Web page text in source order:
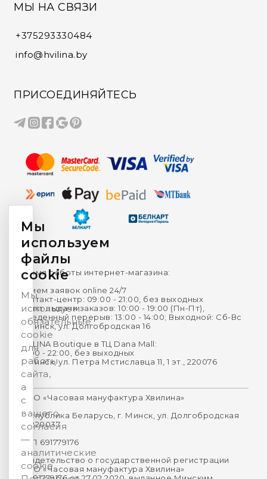
МЫ НА СВЯЗИ
+375293330484
info@hvilina.by
ПРИСОЕДИНЯЙТЕСЬ
Время работы интернет-магазина:
Прием заявок online 24/7
Контакт-центр: 09:00 - 21:00, без выходных
Пункт выдачи заказов: 10:00 - 19:00 (Пн-Пт),
Обеденный перерыв: 13:00 - 14:00; Выходной: Сб-Вс
г. Минск, ул. Долгобродская 16
HVILINA Boutique в ТЦ Dana Mall:
10:00 - 22:00, без выходных
г. Минск, ул. Петра Мстиславца 11, 1 эт., 220076
ООО «Часовая мануфактура Хвилина»
Республика Беларусь, г. Минск, ул. Долгобродская
16, 220037
УНП 691779176
Свидетельство о государственной регистрации
ООО «Часовая мануфактура Хвилина»
Мы
используем
файлы
cookie
Мы
используем
обязательные
cookie
для
работы
сайта,
а
с
вашего
согласия
—
аналитические
cookie.